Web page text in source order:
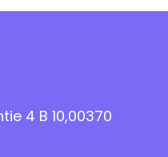
4 B 10,00370